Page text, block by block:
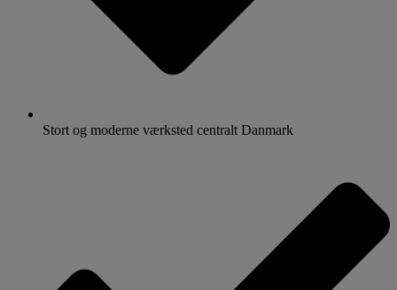
Stort og moderne værksted centralt Danmark